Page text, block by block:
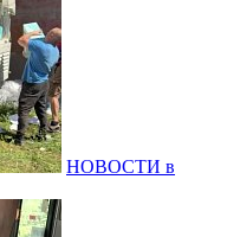
НОВОСТИ в